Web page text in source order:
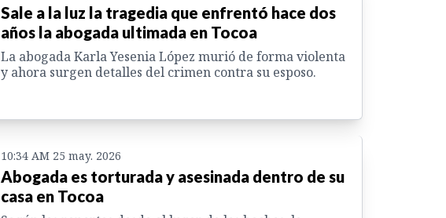
Sale a la luz la tragedia que enfrentó hace dos
años la abogada ultimada en Tocoa
La abogada Karla Yesenia López murió de forma violenta
y ahora surgen detalles del crimen contra su esposo.
10:34 AM 25 may. 2026
Abogada es torturada y asesinada dentro de su
casa en Tocoa